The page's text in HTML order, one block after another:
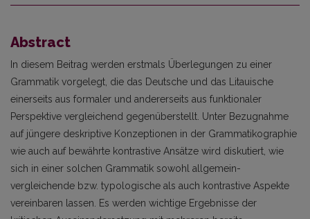
Abstract
In diesem Beitrag werden erstmals Überlegungen zu einer
Grammatik vorgelegt, die das Deutsche und das Litauische
einerseits aus formaler und andererseits aus funktionaler
Perspektive vergleichend gegenüberstellt. Unter Bezugnahme
auf jüngere deskriptive Konzeptionen in der Grammatikographie
wie auch auf bewährte kontrastive Ansätze wird diskutiert, wie
sich in einer solchen Grammatik sowohl allgemein-
vergleichende bzw. typologische als auch kontrastive Aspekte
vereinbaren lassen. Es werden wichtige Ergebnisse der